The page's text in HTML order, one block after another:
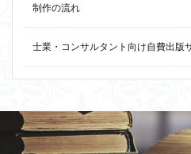
制作の流れ
士業・コンサルタント向け自費出版